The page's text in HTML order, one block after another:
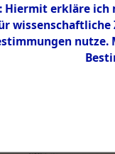
erkläre ich